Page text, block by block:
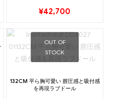
¥42,700
OUT OF
STOCK
132CM 平ら胸可愛い 膣圧感と吸付感
を再現ラブドール